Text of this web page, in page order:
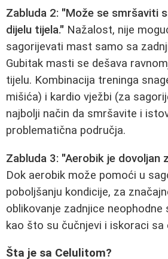
Zabluda 2: "Može se smršaviti
dijelu tijela." Nažalost, nije
sagorijevati mast samo sa
Gubitak masti se dešava
tijelu. Kombinacija treninga
mišića) i kardio vježbi (za
najbolji način da smršavite i
problematična područja.
Zabluda 3: "Aerobik je dovoljan
Dok aerobik može pomoći u
poboljšanju kondicije, za
oblikovanje zadnjice neophodne
kao što su čučnjevi i iskoraci sa
Šta je sa Celulitom?